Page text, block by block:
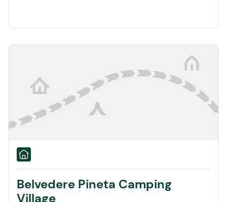
Belvedere Pineta Camping
Village